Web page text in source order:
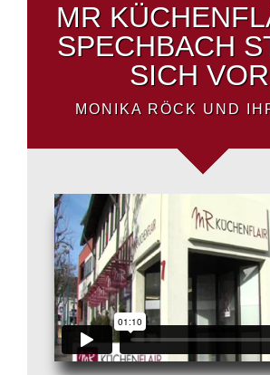
MR
SPECHBACH
SICH
MONIKA RÖCK UND